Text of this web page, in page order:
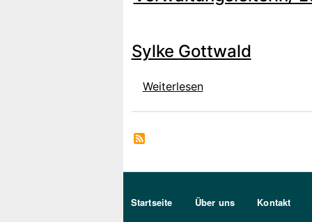
Sylke Gottwald
Weiterlesenüber Sylke Gottwald
Sekundärmenu DE
Startseite Über uns Kontakt